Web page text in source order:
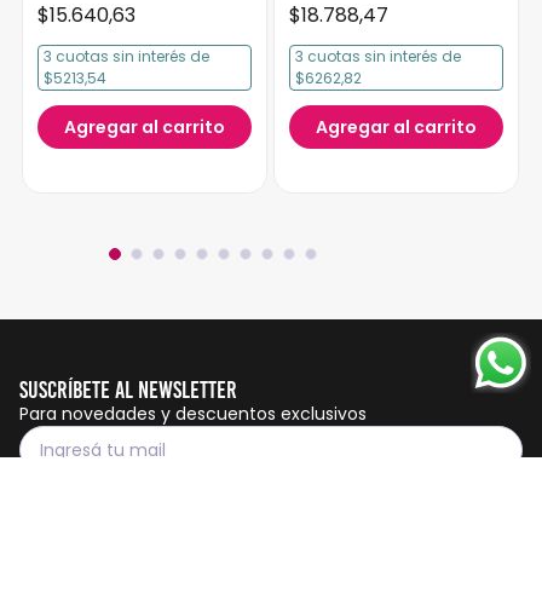
$15.640,63
3 cuotas sin interés de
$5213,54
Agregar al carrito
$18.788,47
3 cuotas sin interés de
$6262,82
Agregar al carrito
Suscríbete al Newsletter
Para novedades y descuentos exclusivos